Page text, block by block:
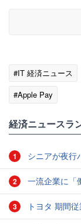
#IT 経済ニュース
#Apple Pay
経済ニュースラ
1 シニアが夜行
2 一流企業に「
3 トヨタ 期間